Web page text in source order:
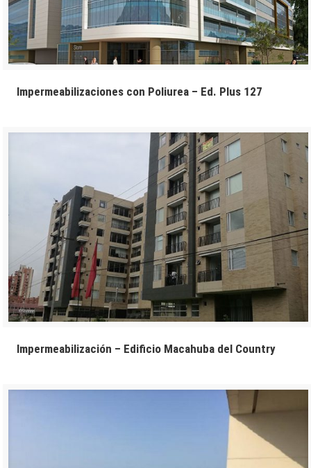
Impermeabilizaciones con Poliurea – Ed. Plus 127
Impermeabilización – Edificio Macahuba del Country